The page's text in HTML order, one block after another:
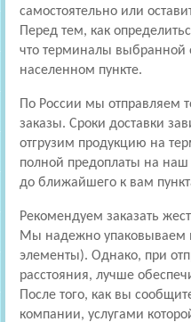
самостоятельно или
Перед тем, как
что терминалы выбранной
населенном пункте.
По России мы отправляем
заказы. Сроки доставки
отгрузим продукцию на
полной предоплаты на наш
до ближайшего к вам
Рекомендуем заказать
Мы надежно упаковываем
элементы). Однако, при
расстояния, лучше
После того, как вы
компании, услугами